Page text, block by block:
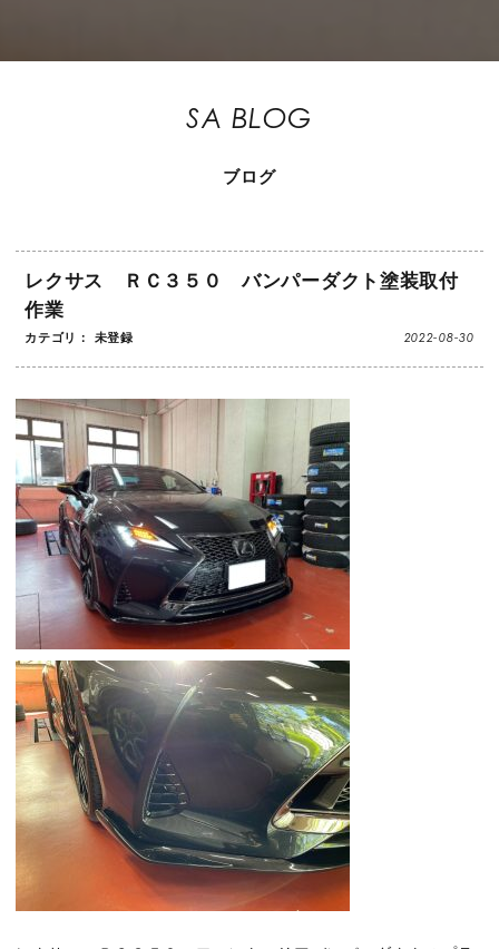
SA BLOG
ブログ
レクサス ＲＣ３５０ バンパーダクト塗装取付
作業
カテゴリ： 未登録 2022-08-30